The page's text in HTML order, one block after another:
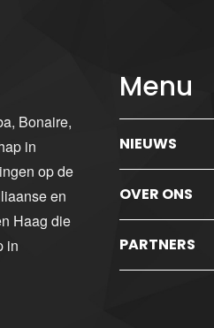
Bonaire,
in
op de
en
Haag die
in
Menu
NIEUWS
OVER ONS
PARTNERS